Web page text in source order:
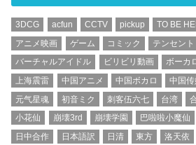
3DCG acfun CCTV pickup TO BE
アニメ映画
ゲーム コミック テンセント
バーチャルアイドル
ビリビリ動画 ボーカ
上海震雷
中国アニメ 中国ボカロ 中国
元气星魂
初音ミク 刺客伍六七 台湾
小花仙
崩壊3rd 崩壊学園 巴啦啦小魔仙
日中合作
日本語訳 日清 東方 洛天依